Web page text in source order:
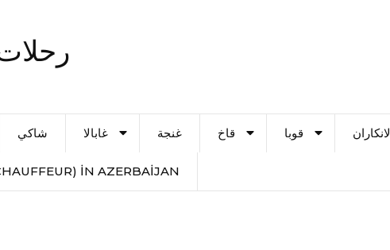
شاكي غابالا غنجة قاخ قوبا لانكاران
IN AZERBAIJAN